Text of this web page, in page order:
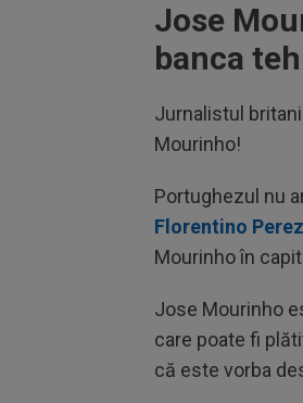
Jose
banca
Jurnalistul
Mourinho!
Portughezul nu
Florentino
Mourinho în
Jose Mourinho
care poate fi
că este vorba